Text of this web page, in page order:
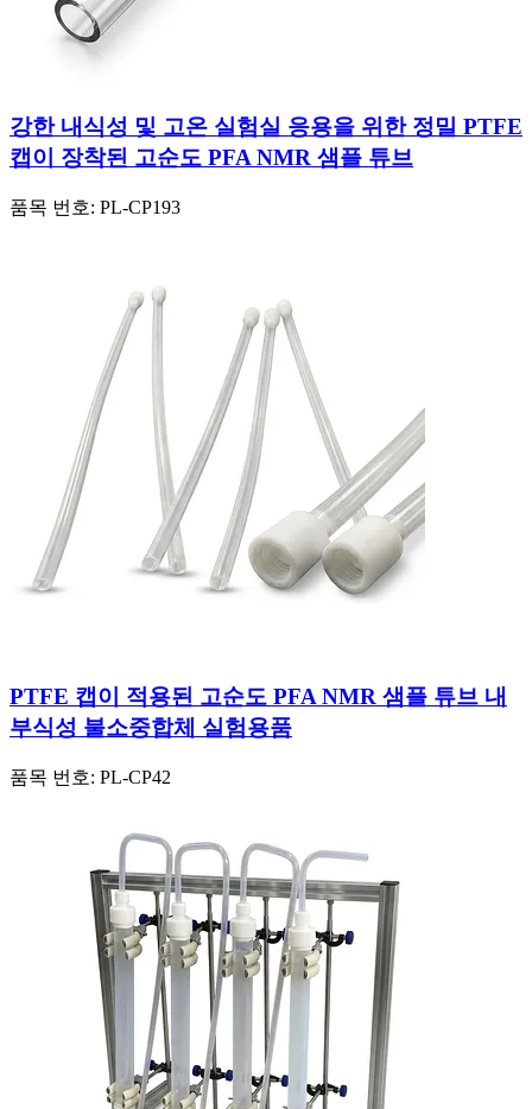
강한 내식성 및 고온 실험실 응용을 위한 정밀 PTFE
캡이 장착된 고순도 PFA NMR 샘플 튜브
품목 번호: PL-CP193
PTFE 캡이 적용된 고순도 PFA NMR 샘플 튜브 내
부식성 불소중합체 실험용품
품목 번호: PL-CP42